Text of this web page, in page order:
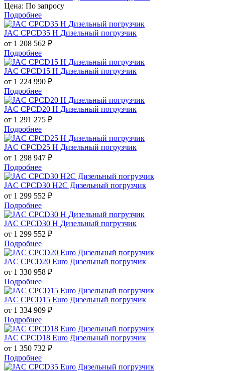
Цена: По запросу
Подробнее
JAC CPCD35 H Дизельный погрузчик
от 1 208 562 ₽
Подробнее
JAC CPCD15 H Дизельный погрузчик
от 1 224 990 ₽
Подробнее
JAC CPCD20 H Дизельный погрузчик
от 1 291 275 ₽
Подробнее
JAC CPCD25 H Дизельный погрузчик
от 1 298 947 ₽
Подробнее
JAC CPCD30 H2C Дизельный погрузчик
от 1 299 552 ₽
Подробнее
JAC CPCD30 H Дизельный погрузчик
от 1 299 552 ₽
Подробнее
JAC CPCD20 Euro Дизельный погрузчик
от 1 330 958 ₽
Подробнее
JAC CPCD15 Euro Дизельный погрузчик
от 1 334 909 ₽
Подробнее
JAC CPCD18 Euro Дизельный погрузчик
от 1 350 732 ₽
Подробнее